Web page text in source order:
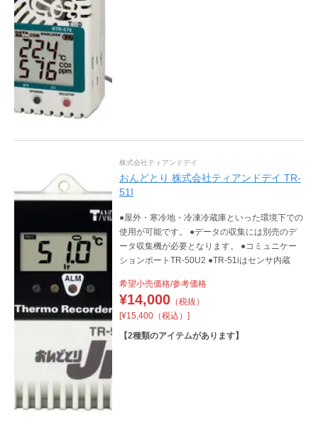
株式会社ティアンドデイ
おんどとり 株式会社ティアンドデイ TR-
51I
●屋外・寒冷地・冷凍冷蔵庫といった環境下での
使用が可能です。 ●データの収集には別売のデ
ータ収集機が必要となります。 ●コミュニケー
ションポートTR-50U2 ●TR-51iはセンサ内蔵
希望小売価格/参考価格
¥14,000（税抜）
[¥15,400（税込）]
【2種類のアイテムがあります】